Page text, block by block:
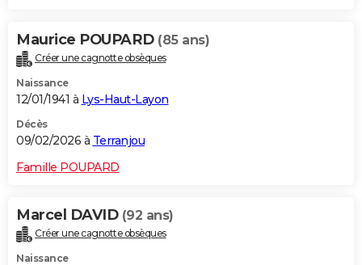
Maurice POUPARD (85 ans)
Créer une cagnotte obsèques
Naissance
12/01/1941 à Lys-Haut-Layon
Décès
09/02/2026 à Terranjou
Famille POUPARD
Marcel DAVID (92 ans)
Créer une cagnotte obsèques
Naissance